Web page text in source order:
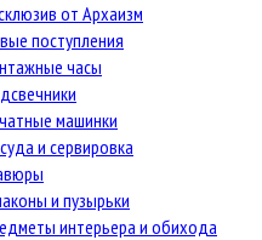
от Архаизм
поступления
часы
машинки
и сервировка
и пузырьки
интерьера и обихода